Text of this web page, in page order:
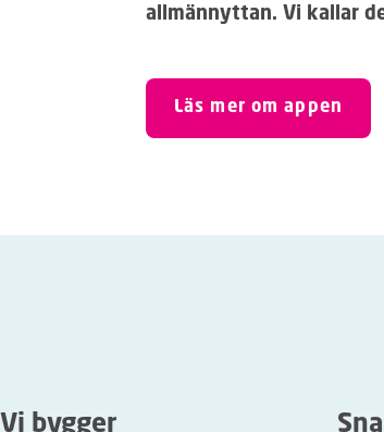
allmännyttan. Vi kallar
Läs mer om appen
Vi bygger